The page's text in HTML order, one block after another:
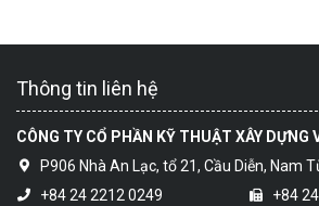
Thông tin liên hệ
CÔNG TY CỔ PHẦN KỸ THUẬT XÂY DỰNG
P906 Nhà An Lạc, tổ 21, Cầu Diễn, Nam
+84 24 2212 0249
+84